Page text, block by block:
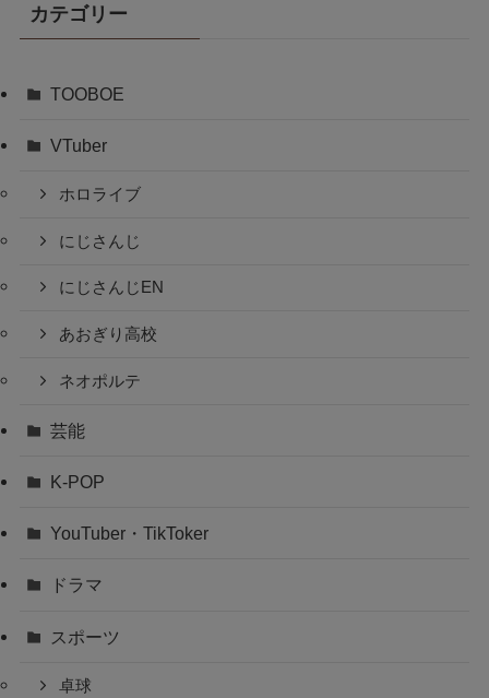
カテゴリー
TOOBOE
VTuber
ホロライブ
にじさんじ
にじさんじEN
あおぎり高校
ネオポルテ
芸能
K-POP
YouTuber・TikToker
ドラマ
スポーツ
卓球